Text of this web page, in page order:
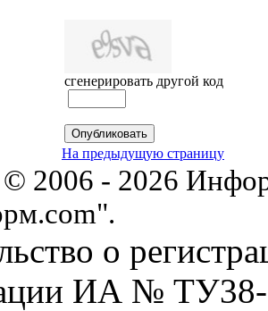
сгенерировать другой код
На предыдущую страницу
2006 - 2026
о
ИА № ТУ38-